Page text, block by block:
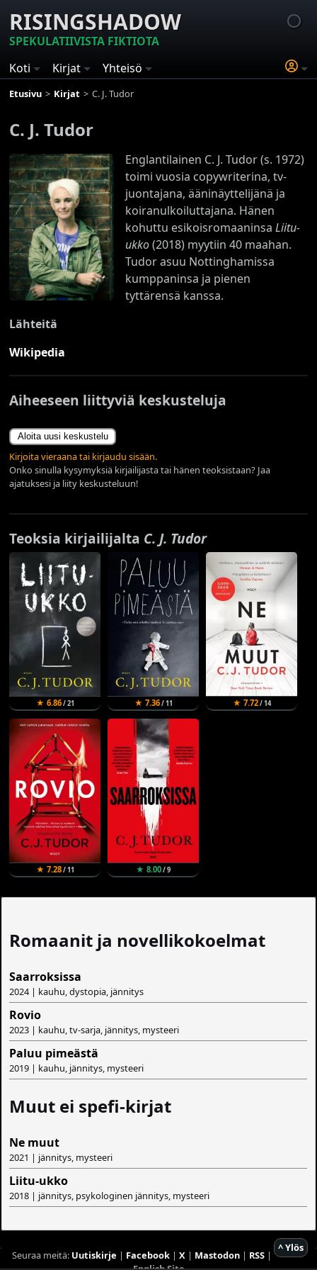
RISINGSHADOW
SPEKULATIIVISTA FIKTIOTA
Koti
Kirjat Yhteisö
Etusivu Kirjat C. J. Tudor
C. J. Tudor
Englantilainen C. J. Tudor (s. 1972)
toimi vuosia copywriterina, tv-
juontajana, ääninäyttelijänä ja
koiranulkoiluttajana. Hänen
kohuttu esikoisromaaninsa Liitu-
ukko(2018) myytiin 40 maahan.
Tudor asuu Nottinghamissa
kumppaninsa ja pienen
tyttärensä kanssa.
Lähteitä
Wikipedia
Aiheeseen liittyviä keskusteluja
Aloita uusi keskustelu
Kirjoita vieraana tai kirjaudu sisään.
Onko sinulla kysymyksiä kirjailijasta tai hänen teoksistaan? Jaa
ajatuksesi ja liity keskusteluun!
Teoksia kirjailijalta C. J. Tudor
★ 6.86/ 21 ★ 7.36/ 11 ★ 7.72/ 14
★ 7.28/ 11 ★ 8.00/ 9
Romaanit ja novellikokoelmat
Saarroksissa
2024 | kauhu, dystopia, jännitys
Rovio
2023 | kauhu, tv-sarja, jännitys, mysteeri
Paluu pimeästä
2019 | kauhu, jännitys, mysteeri
Muut ei spefi-kirjat
Ne muut
2021 | jännitys, mysteeri
Liitu-ukko
2018 | jännitys, psykologinen jännitys, mysteeri
^ Ylös
Seuraa meitä: Uutiskirje | Facebook| X| Mastodon| RSS|